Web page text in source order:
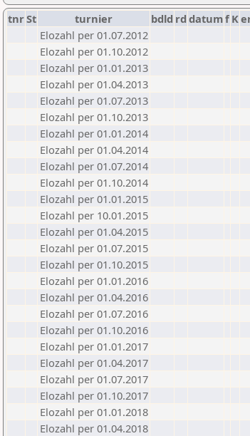
tnrSt turnier bdld rd datumf K
Elozahl per 01.07.2012
Elozahl per 01.10.2012
Elozahl per 01.01.2013
Elozahl per 01.04.2013
Elozahl per 01.07.2013
Elozahl per 01.10.2013
Elozahl per 01.01.2014
Elozahl per 01.04.2014
Elozahl per 01.07.2014
Elozahl per 01.10.2014
Elozahl per 01.01.2015
Elozahl per 10.01.2015
Elozahl per 01.04.2015
Elozahl per 01.07.2015
Elozahl per 01.10.2015
Elozahl per 01.01.2016
Elozahl per 01.04.2016
Elozahl per 01.07.2016
Elozahl per 01.10.2016
Elozahl per 01.01.2017
Elozahl per 01.04.2017
Elozahl per 01.07.2017
Elozahl per 01.10.2017
Elozahl per 01.01.2018
Elozahl per 01.04.2018